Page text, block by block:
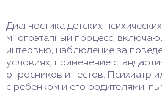
Диагностика детских
многоэтапный процесс,
интервью, наблюдение за
условиях, применение
опросников и тестов. Психиатр
с ребенком и его родителями,